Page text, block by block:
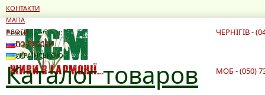
Режим роботи:
10:00 - 19:00
10:00 - 16:00
ЧЕРНІГІВ -
Каталог товаров МОБ - (050)
КОНТАКТИ
МАПА
БЛОГИ
ПО-РУССКИ
УКРАЇНСЬКОЮ